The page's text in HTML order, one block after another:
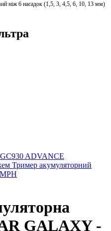
ніж 6 насадок (1,5, 3, 4,5, 6, 10, 13 мм)
ADVANCE
Тример акумуляторний
GALAXY -